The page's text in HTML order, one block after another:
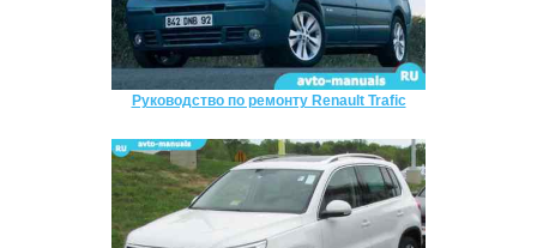
Руководство по ремонту Renault Trafic